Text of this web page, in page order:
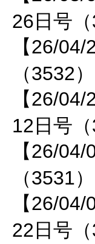
26日号
【26/04/
（3532
【26/04/
12日号
【26/04/
（3531
【26/04/
22日号